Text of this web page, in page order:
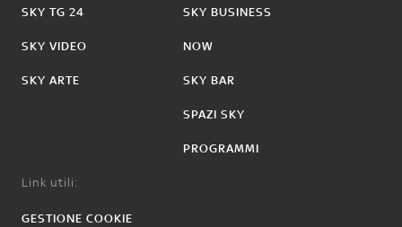
SKY TG 24
SKY VIDEO
SKY ARTE
SKY BUSINESS
NOW
SKY BAR
SPAZI SKY
PROGRAMMI
Link utili:
GESTIONE COOKIE